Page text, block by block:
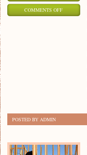
COMMENTS OFFON
POSTED BY ADMIN